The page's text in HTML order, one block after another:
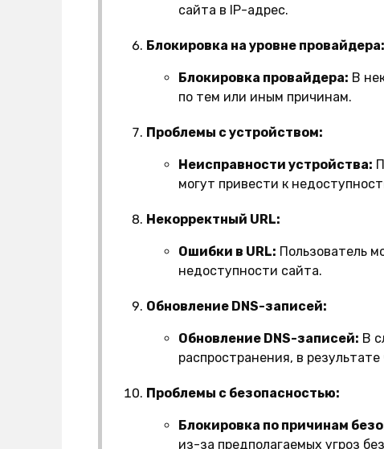
сайта в IP-адрес.
Блокировка на уровне провайдера:
Блокировка провайдера: В
по тем или иным причинам.
Проблемы с устройством:
Неисправности устройства:
могут привести к
Некорректный URL:
Ошибки в URL: Пользователь
недоступности сайта.
Обновление DNS-записей:
Обновление DNS-записей: В
распространения, в
Проблемы с безопасностью:
Блокировка по причинам
из-за предполагаемых угроз